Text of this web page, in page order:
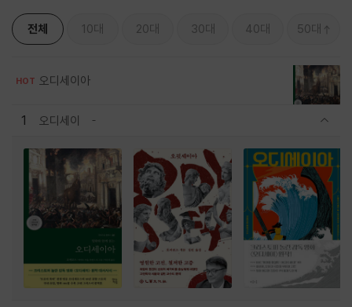
전체 10대 20대 30대 40대 50대
HOT 오디세이아
1 오디세이